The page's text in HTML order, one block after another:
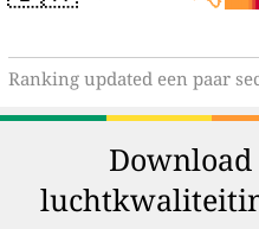
Ranking updated een paar